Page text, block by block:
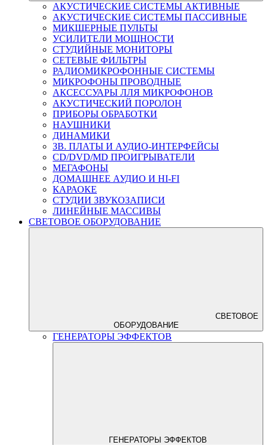
АКУСТИЧЕСКИЕ СИСТЕМЫ АКТИВНЫЕ
АКУСТИЧЕСКИЕ СИСТЕМЫ ПАССИВНЫЕ
МИКШЕРНЫЕ ПУЛЬТЫ
УСИЛИТЕЛИ МОЩНОСТИ
СТУДИЙНЫЕ МОНИТОРЫ
СЕТЕВЫЕ ФИЛЬТРЫ
РАДИОМИКРОФОННЫЕ СИСТЕМЫ
МИКРОФОНЫ ПРОВОДНЫЕ
АКСЕССУАРЫ ЛЛЯ МИКРОФОНОВ
АКУСТИЧЕСКИЙ ПОРОЛОН
ПРИБОРЫ ОБРАБОТКИ
НАУШНИКИ
ДИНАМИКИ
ЗВ. ПЛАТЫ И АУДИО-ИНТЕРФЕЙСЫ
CD/DVD/MD ПРОИГРЫВАТЕЛИ
МЕГАФОНЫ
ДОМАШНЕЕ АУДИО И HI-FI
КАРАОКЕ
СТУДИИ ЗВУКОЗАПИСИ
ЛИНЕЙНЫЕ МАССИВЫ
СВЕТОВОЕ ОБОРУДОВАНИЕ
СВЕТОВОЕ
ОБОРУДОВАНИЕ
ГЕНЕРАТОРЫ ЭФФЕКТОВ
ГЕНЕРАТОРЫ ЭФФЕКТОВ